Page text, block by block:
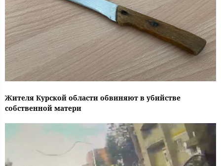
Жителя Курской области обвиняют в убийстве
собственной матери